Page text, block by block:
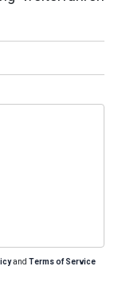
and Terms of Service